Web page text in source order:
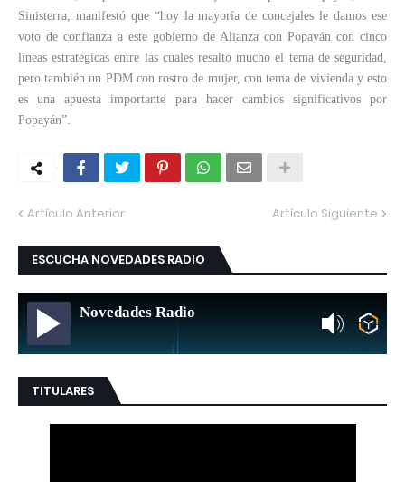
Sinisterra, manifestó que “hoy la mayoría de concejales le damos ese
voto de confianza a este gobierno de Alianza con Popayán con cinco
líneas estratégicas entre las cuales resaltó mucho el tema de seguridad,
pero también un PDM con rostro de mujer, con tema de vivienda y esto
es una apuesta importante para hacer cambios significativos por
Popayán”.
Artículo Anterior Artículo Siguiente
ESCUCHA NOVEDADES RADIO
Novedades Radio
TITULARES